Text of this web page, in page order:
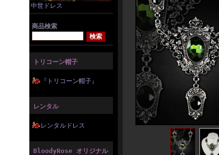
中世ドレス
商品検索
トリコーン帽子
『トリコーン帽子』
レンタル
レンタルドレス
BloodyRose オリジナル